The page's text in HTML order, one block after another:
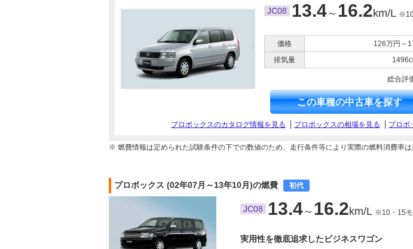
JC08 13.4～ 16.2km/L
価格
126万円～
排気量
総合評
この車種の中古車を探す
プロボックスのカタログ情報を見る プロボックスの相場を見る プロボ
※ 燃費情報は定められた試験条件の下での数値のため、走行条件等により実際の燃料消費率は
プロボックス (02年07月～13年10月)の燃費 初代
JC08 13.4～ 16.2km/L ※10・15
実用性を徹底追求したビジネスワゴン